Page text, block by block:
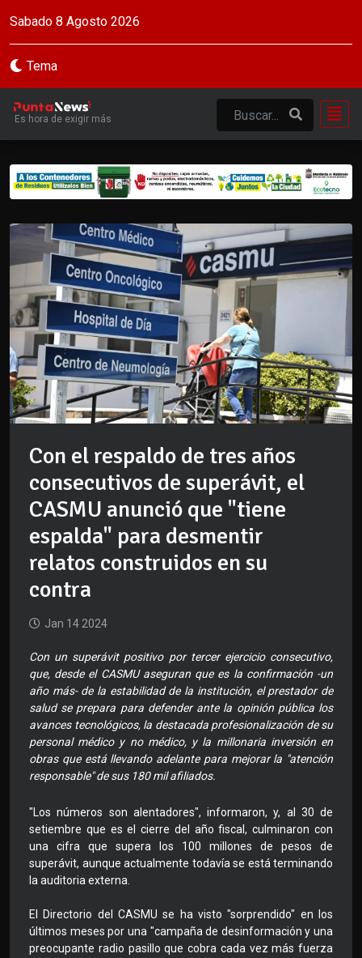
Sabado 8 Agosto 2026
Tema
Es hora de exigir más
Con el respaldo de tres años
consecutivos de superávit, el
CASMU anunció que "tiene
espalda" para desmentir
relatos construidos en su
contra
Jan 14 2024
Con un superávit positivo por tercer ejercicio consecutivo,
que, desde el CASMU aseguran que es la confirmación -un
año más- de la estabilidad de la institución, el prestador de
salud se prepara para defender ante la opinión pública los
avances tecnológicos, la destacada profesionalización de su
personal médico y no médico, y la millonaria inversión en
obras que está llevando adelante para mejorar la "atención
responsable" de sus 180 mil afiliados.
"Los números son alentadores", informaron, y, al 30 de
setiembre que es el cierre del año fiscal, culminaron con
una cifra que supera los 100 millones de pesos de
superávit, aunque actualmente todavía se está terminando
la auditoria externa.
El Directorio del CASMU se ha visto "sorprendido" en los
últimos meses por una "campaña de desinformación y una
preocupante radio pasillo que cobra cada vez más fuerza